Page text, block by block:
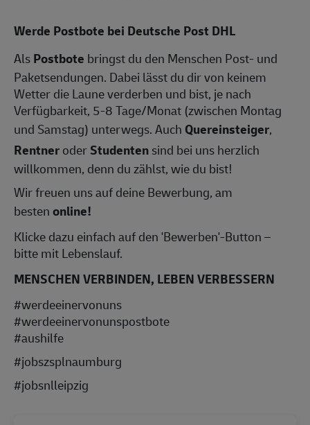
Werde Postbote bei Deutsche Post DHL
AlsPostbote bringst du den Menschen Post- und
Paketsendungen. Dabei lässt du dir von keinem
Wetter die Laune verderben und bist, je nach
Verfügbarkeit, 5-8 Tage/Monat (zwischen Montag
und Samstag) unterwegs. Auch Quereinsteiger,
RentneroderStudentensind bei uns herzlich
willkommen, denn du zählst, wie du bist!
Wir freuen uns auf deine Bewerbung, am
bestenonline!
Klicke dazu einfach auf den 'Bewerben'-Button –
bitte mit Lebenslauf.
MENSCHEN VERBINDEN, LEBEN VERBESSERN
#werdeeinervonuns
#werdeeinervonunspostbote
#aushilfe
#jobszsplnaumburg
#jobsnlleipzig